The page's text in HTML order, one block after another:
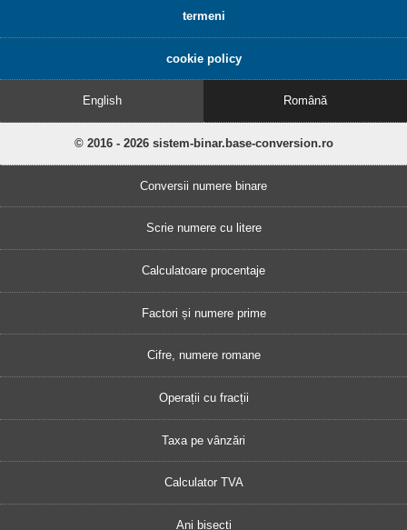
termeni
cookie policy
English Română
© 2016 - 2026 sistem-binar.base-conversion.ro
Conversii numere binare
Scrie numere cu litere
Calculatoare procentaje
Factori și numere prime
Cifre, numere romane
Operații cu fracții
Taxa pe vânzări
Calculator TVA
Ani bisecți